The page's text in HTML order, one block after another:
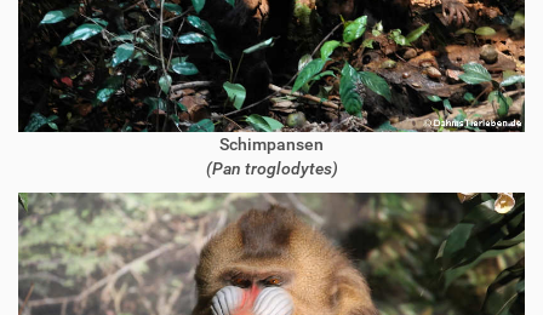
Schimpansen
(Pan troglodytes)